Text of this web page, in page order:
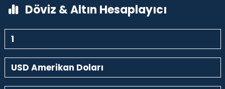
Döviz & Altın Hesaplayıcı